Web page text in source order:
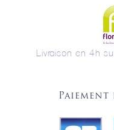
Livraison en 4h